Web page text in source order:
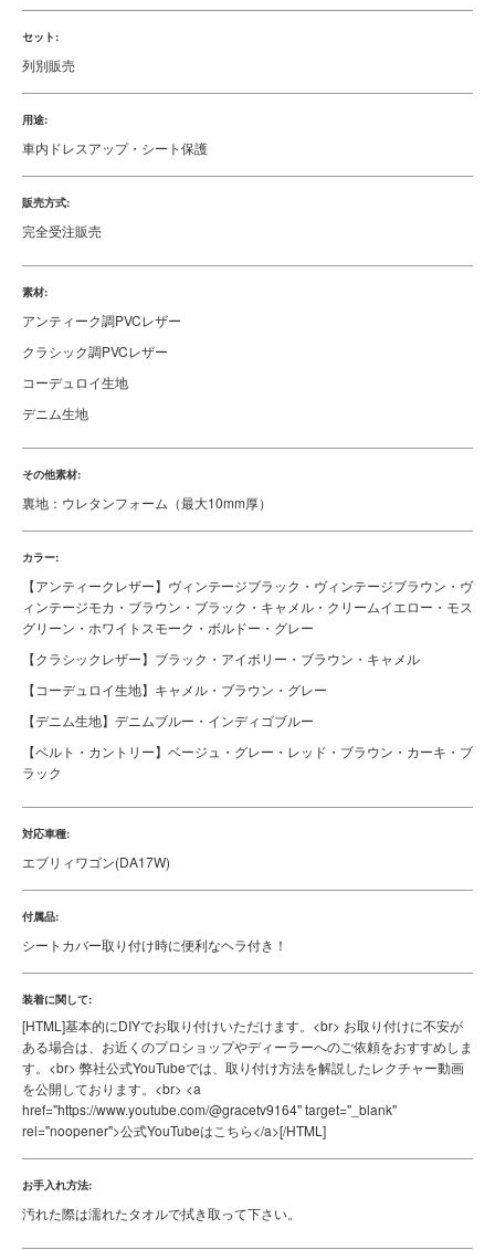
セット:
列別販売
用途:
車内ドレスアップ・シート保護
販売方式:
完全受注販売
素材:
アンティーク調PVCレザー
クラシック調PVCレザー
コーデュロイ生地
デニム生地
その他素材:
裏地：ウレタンフォーム（最大10mm厚）
カラー:
【アンティークレザー】ヴィンテージブラック・ヴィンテージブラウン・ヴ
ィンテージモカ・ブラウン・ブラック・キャメル・クリームイエロー・モス
グリーン・ホワイトスモーク・ボルドー・グレー
【クラシックレザー】ブラック・アイボリー・ブラウン・キャメル
【コーデュロイ生地】キャメル・ブラウン・グレー
【デニム生地】デニムブルー・インディゴブルー
【ベルト・カントリー】ベージュ・グレー・レッド・ブラウン・カーキ・ブ
ラック
対応車種:
エブリィワゴン(DA17W)
付属品:
シートカバー取り付け時に便利なヘラ付き！
装着に関して:
[HTML]基本的にDIYでお取り付けいただけます。<br> お取り付けに不安が
ある場合は、お近くのプロショップやディーラーへのご依頼をおすすめしま
す。<br> 弊社公式YouTubeでは、取り付け方法を解説したレクチャー動画
を公開しております。<br> <a
href="https://www.youtube.com/@gracetv9164" target="_blank"
rel="noopener">公式YouTubeはこちら</a>[/HTML]
お手入れ方法:
汚れた際は濡れたタオルで拭き取って下さい。